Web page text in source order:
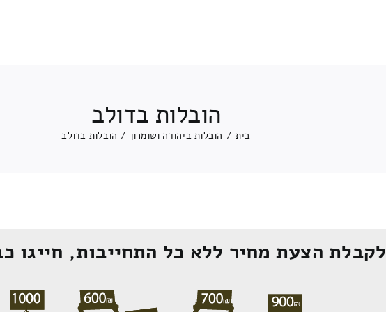
הובלות בדולב
בית / הובלות ביהודה ושומרון / הובלות בדולב
לקבלת הצעת מחיר ללא כל התחייבות, חייגו